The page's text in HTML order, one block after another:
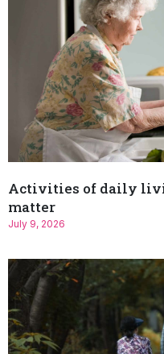
Activities of daily
matter
July 9, 2026